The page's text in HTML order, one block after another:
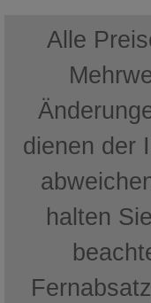
Alle
dienen der
halten